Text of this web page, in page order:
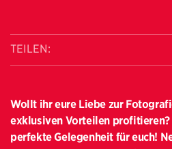
TEILEN:
Wollt ihr eure Liebe zur
exklusiven Vorteilen profitieren?
perfekte Gelegenheit für euch!